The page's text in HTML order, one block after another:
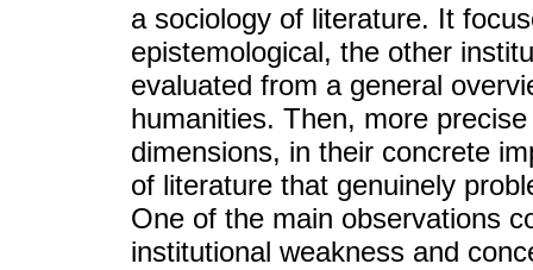
a sociology of literature. It
epistemological, the other
evaluated from a general
humanities. Then, more
dimensions, in their concrete
of literature that genuinely
One of the main observations
institutional weakness and